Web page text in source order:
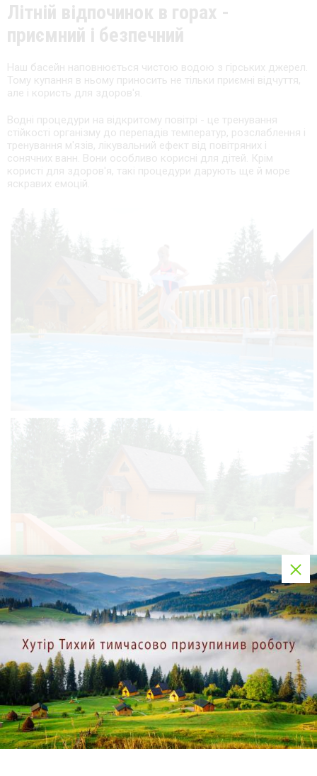
Літній відпочинок в горах -
приємний і безпечний
Наш басейн наповнюється чистою водою з гірських джерел.
Тому купання в ньому приносить не тільки приємні відчуття,
але і користь для здоров'я.
Водні процедури на відкритому повітрі - це тренування
стійкості організму до перепадів температур, розслаблення і
тренування м'язів, лікувальний ефект від повітряних і
сонячних ванн. Вони особливо корисні для дітей. Крім
користі для здоров'я, такі процедури дарують ще й море
яскравих емоцій.
Відпочинок в Карпатах з басейном не можливо уявити без
сонячних ванн. «Хутір Тихий» розташований в зоні
середньогір'я Карпат. Клімат тут м'який, а влітку практично
не буває екстремально високих температур. Це ідеальні
умови для засмаги. Тут Ваша шкіра не отримає такого
сильного опромінення, як на морському узбережжі. Вона
отримає красиву та рівну засмагу без стресу для організму. І
радувати Вас своїм бронзовим відтінком він буде набагато
довше, ніж морська засмага.